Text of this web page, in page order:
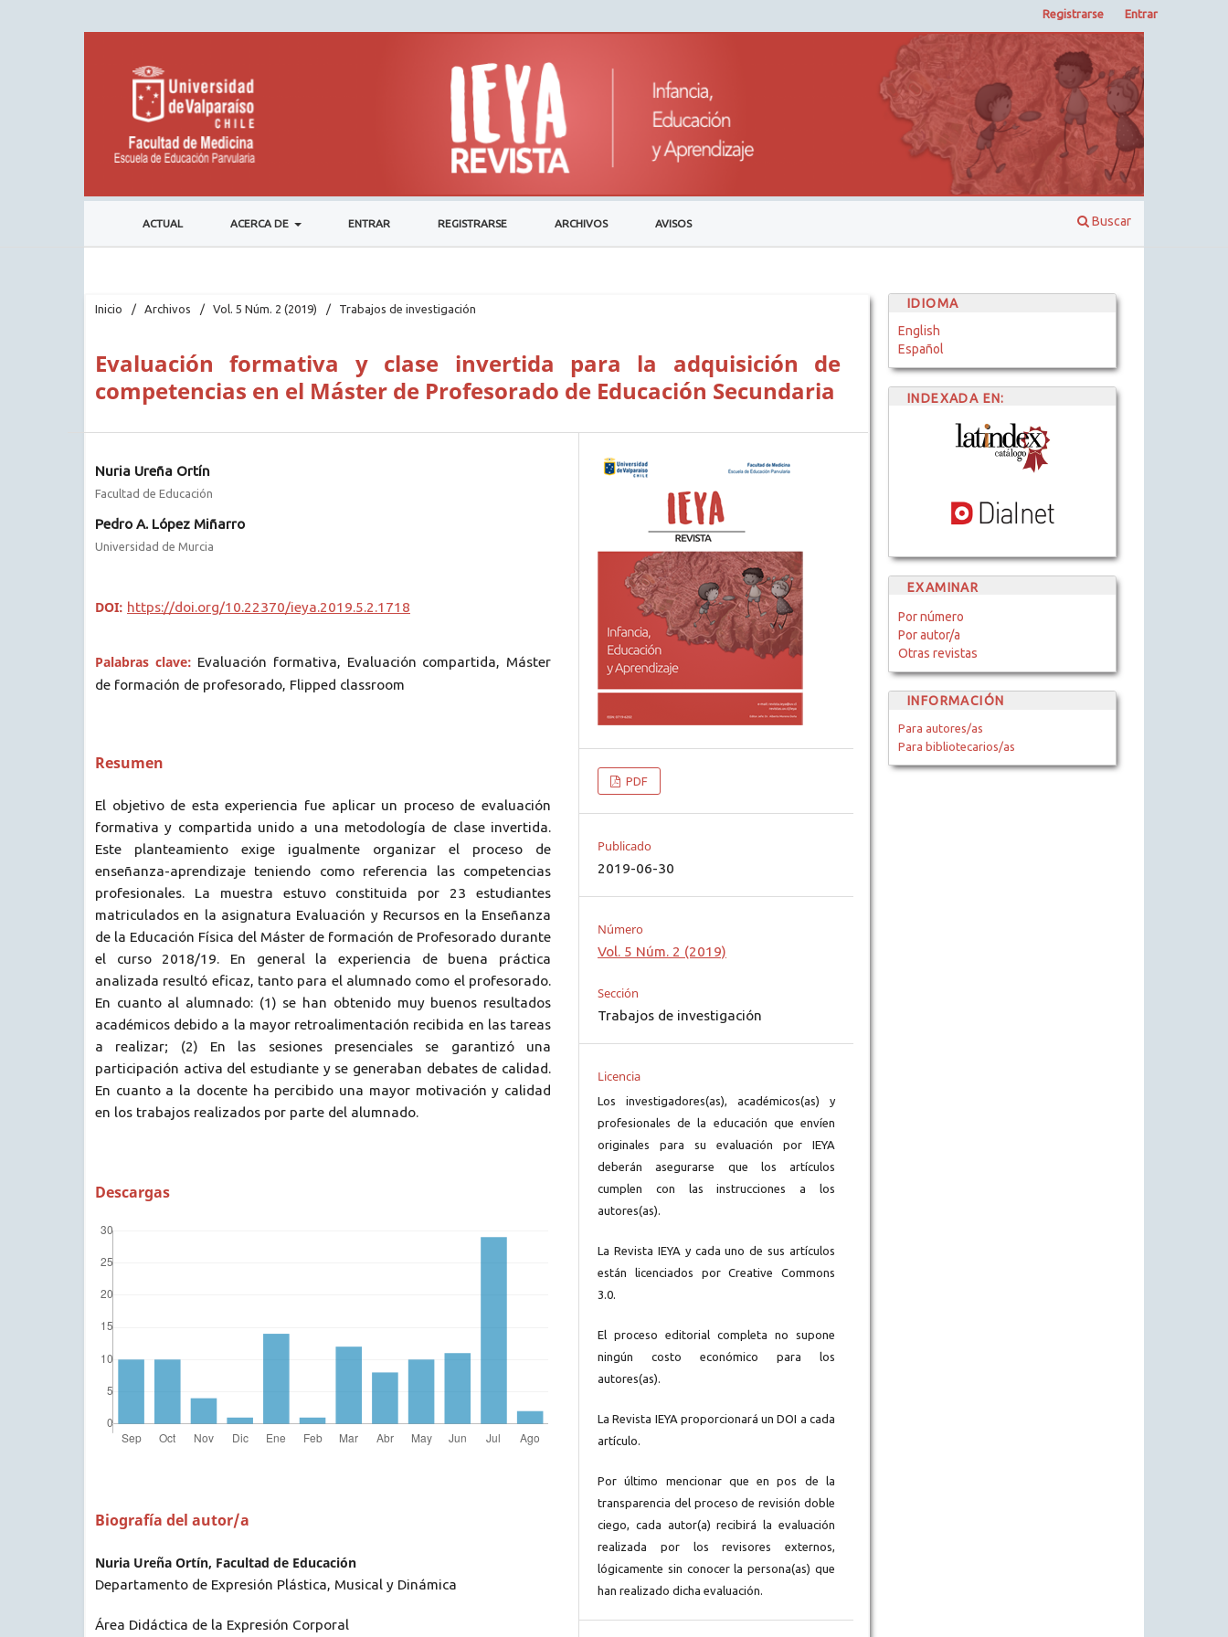
ACTUAL ACERCA DE ENTRAR REGISTRARSE ARCHIVOS AVISOS Buscar
Registrarse Entrar
Inicio / Archivos / Vol. 5 Núm. 2 (2019) / Trabajos de investigación
Evaluación formativa y clase invertida para la adquisición de
competencias en el Máster de Profesorado de Educación Secundaria
Nuria Ureña Ortín
Facultad de Educación
Pedro A. López Miñarro
Universidad de Murcia
DOI: https://doi.org/10.22370/ieya.2019.5.2.1718
Palabras clave: Evaluación formativa, Evaluación compartida, Máster
de formación de profesorado, Flipped classroom
Resumen
El objetivo de esta experiencia fue aplicar un proceso de evaluación
formativa y compartida unido a una metodología de clase invertida.
Este planteamiento exige igualmente organizar el proceso de
enseñanza-aprendizaje teniendo como referencia las competencias
profesionales. La muestra estuvo constituida por 23 estudiantes
matriculados en la asignatura Evaluación y Recursos en la Enseñanza
de la Educación Física del Máster de formación de Profesorado durante
el curso 2018/19. En general la experiencia de buena práctica
analizada resultó eficaz, tanto para el alumnado como el profesorado.
En cuanto al alumnado: (1) se han obtenido muy buenos resultados
académicos debido a la mayor retroalimentación recibida en las tareas
a realizar; (2) En las sesiones presenciales se garantizó una
participación activa del estudiante y se generaban debates de calidad.
En cuanto a la docente ha percibido una mayor motivación y calidad
en los trabajos realizados por parte del alumnado.
Descargas
Biografía del autor/a
Nuria Ureña Ortín, Facultad de Educación
Departamento de Expresión Plástica, Musical y Dinámica
Área Didáctica de la Expresión Corporal
PDF
Publicado
2019-06-30
Número
Vol. 5 Núm. 2 (2019)
Sección
Trabajos de investigación
Licencia
Los investigadores(as), académicos(as) y
profesionales de la educación que envíen
originales para su evaluación por IEYA
deberán asegurarse que los artículos
cumplen con las instrucciones a los
autores(as).
La Revista IEYA y cada uno de sus artículos
están licenciados por Creative Commons
3.0.
El proceso editorial completa no supone
ningún costo económico para los
autores(as).
La Revista IEYA proporcionará un DOI a cada
artículo.
Por último mencionar que en pos de la
transparencia del proceso de revisión doble
ciego, cada autor(a) recibirá la evaluación
realizada por los revisores externos,
lógicamente sin conocer la persona(as) que
han realizado dicha evaluación.
IDIOMA
English
Español
INDEXADA EN:
EXAMINAR
Por número
Por autor/a
Otras revistas
INFORMACIÓN
Para autores/as
Para bibliotecarios/as